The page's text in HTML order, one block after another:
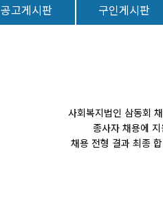
공고게시판 구인게시판
사회복지법인 삼동회
종사자 채용에
채용 전형 결과 최종